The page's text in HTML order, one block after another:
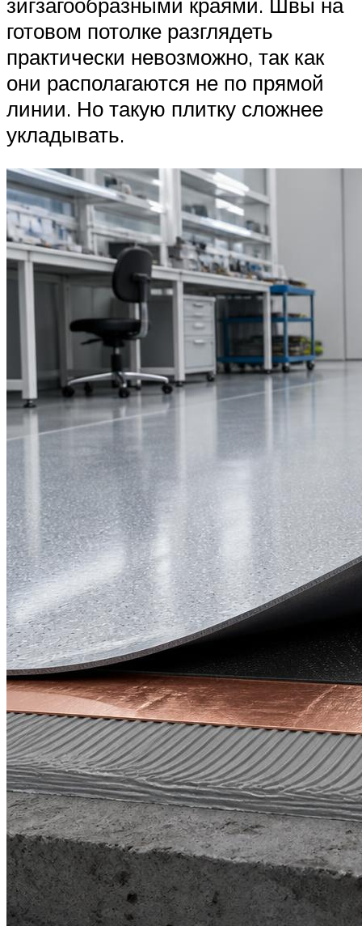
готовом потолке разглядеть
практически невозможно, так как
они располагаются не по прямой
линии. Но такую плитку сложнее
укладывать.